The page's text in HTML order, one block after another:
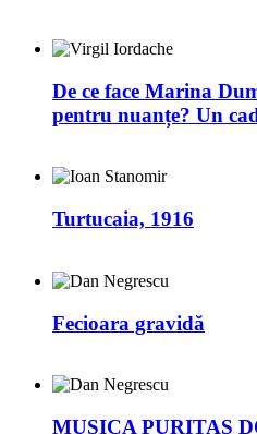
De ce face Marina
pentru nuanțe? Un
Turtucaia, 1916
Fecioara gravidă
MUSICA PURITAS